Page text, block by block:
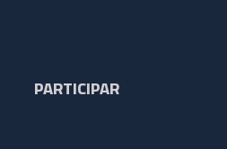
PARTICIPAR